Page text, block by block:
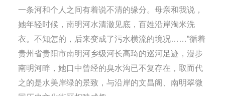
一条河和个人之间有着说不清的缘分。母亲和我说，
她年轻时候，南明河水清澈见底，百姓沿岸淘米洗
衣。不知怎的，后来变成了污水横流的境况……”循着
贵州省贵阳市南明河乡级河长高琦的巡河足迹，漫步
南明河畔，她口中曾经的臭水沟已不复存在，取而代
之的是水美岸绿的景致，与沿岸的文昌阁、南明翠微